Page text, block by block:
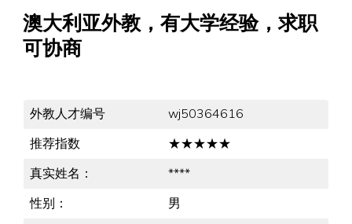
澳大利亚外教，有大学经验，求职
可协商
外教人才编号
wj50364616
推荐指数
★★★★★
真实姓名：
****
性别：
男